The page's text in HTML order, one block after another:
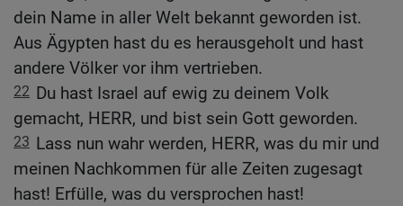
dein Name in aller Welt bekannt geworden ist.
Aus Ägypten hast du es herausgeholt und hast
andere Völker vor ihm vertrieben.
22 Du hast Israel auf ewig zu deinem Volk
gemacht, HERR, und bist sein Gott geworden.
23 Lass nun wahr werden, HERR, was du mir und
meinen Nachkommen für alle Zeiten zugesagt
hast! Erfülle, was du versprochen hast!